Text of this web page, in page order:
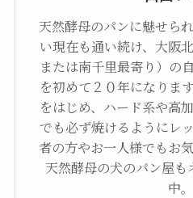
天然酵母のパンに魅せら
い現在も通い続け、大阪
または南千里最寄り）の
を初めて２０年になりま
をはじめ、ハード系や高
でも必ず焼けるようにレ
者の方やお一人様でもお
天然酵母の犬のパン屋
中。